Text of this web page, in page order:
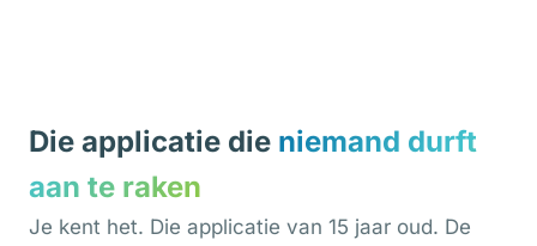
Die applicatie die niemand durft
aan te raken
Je kent het. Die applicatie van 15 jaar oud. De